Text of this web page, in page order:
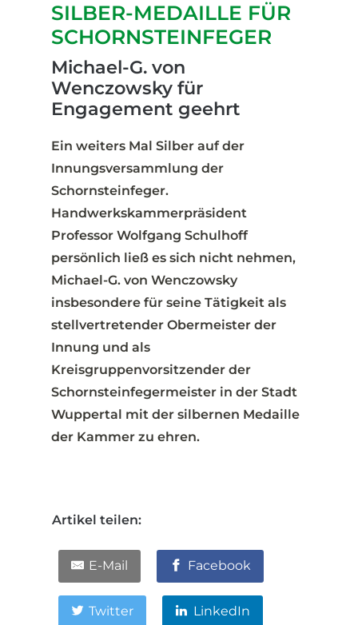
SILBER-MEDAILLE FÜR
SCHORNSTEINFEGER
Michael-G. von
Wenczowsky für
Engagement geehrt
Ein weiters Mal Silber auf der
Innungsversammlung der
Schornsteinfeger.
Handwerkskammerpräsident
Professor Wolfgang Schulhoff
persönlich ließ es sich nicht nehmen,
Michael-G. von Wenczowsky
insbesondere für seine Tätigkeit als
stellvertretender Obermeister der
Innung und als
Kreisgruppenvorsitzender der
Schornsteinfegermeister in der Stadt
Wuppertal mit der silbernen Medaille
der Kammer zu ehren.
Artikel teilen:
E-Mail Facebook
Twitter LinkedIn